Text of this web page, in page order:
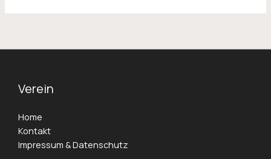
Verein
Home
Kontakt
Impressum & Datenschutz